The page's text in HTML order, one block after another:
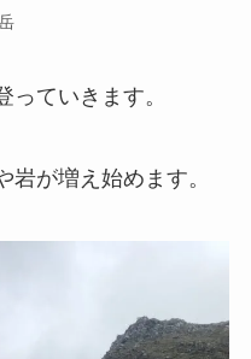
ていきます。
が増え始めます。